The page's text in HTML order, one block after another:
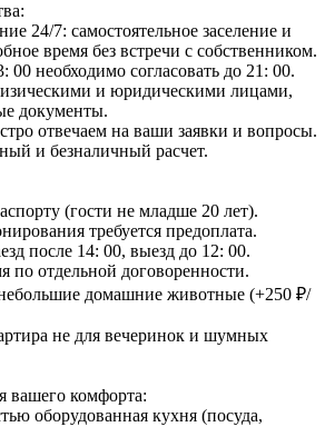
24/7: самостоятельное заселение и
время без встречи с собственником.
00 необходимо согласовать до 21: 00.
и юридическими лицами,
документы.
отвечаем на ваши заявки и вопросы.
и безналичный расчет.
(гости не младше 20 лет).
требуется предоплата.
после 14: 00, выезд до 12: 00.
по отдельной договоренности.
домашние животные (+250 ₽/
не для вечеринок и шумных
вашего комфорта:
оборудованная кухня (посуда,